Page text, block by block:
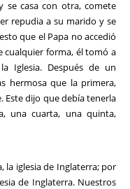
se casa con otra, comete
repudia a su marido y se
que el Papa no accedió
cualquier forma, él tomó a
Iglesia. Después de un
hermosa que la primera,
Este dijo que debía tenerla
una cuarta, una quinta,
la iglesia de Inglaterra; por
de Inglaterra. Nuestros